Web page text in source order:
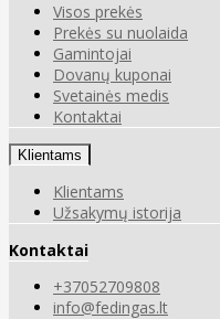
Visos prekės
Prekės su nuolaida
Gamintojai
Dovanų kuponai
Svetainės medis
Kontaktai
Klientams
Klientams
Užsakymų istorija
Kontaktai
+37052709808
info@fedingas.lt